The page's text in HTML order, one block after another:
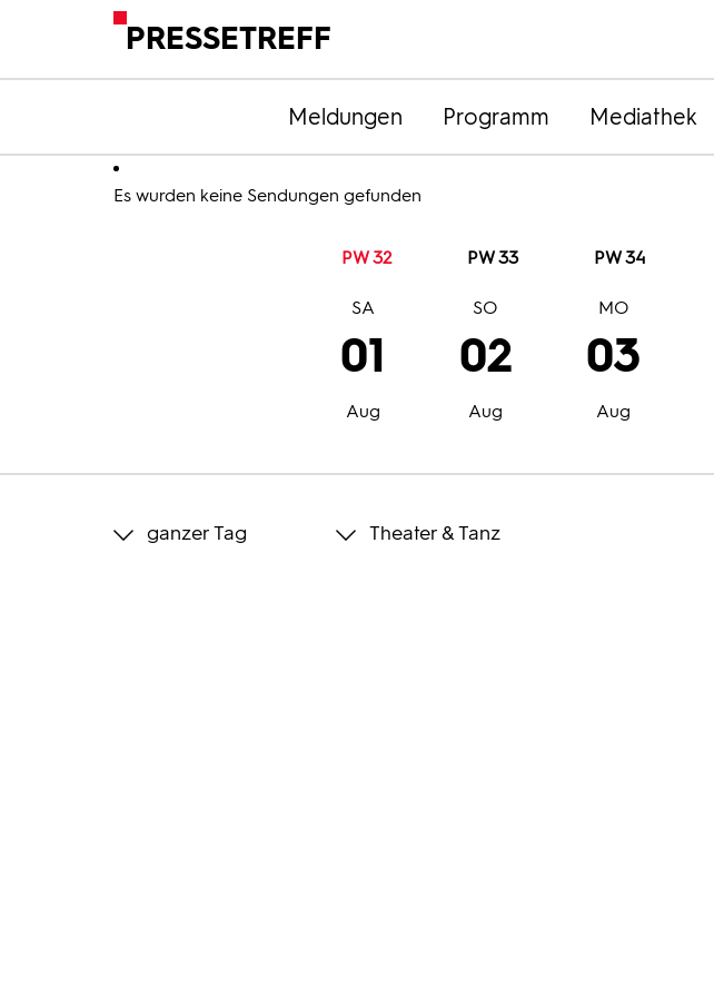
PRESSETREFF
Meldungen Programm Mediathek
Es wurden keine Sendungen gefunden
PW 32 PW 33 PW 34
01
Aug
SA
02
Aug
SO
03
Aug
MO
ganzer Tag Theater & Tanz